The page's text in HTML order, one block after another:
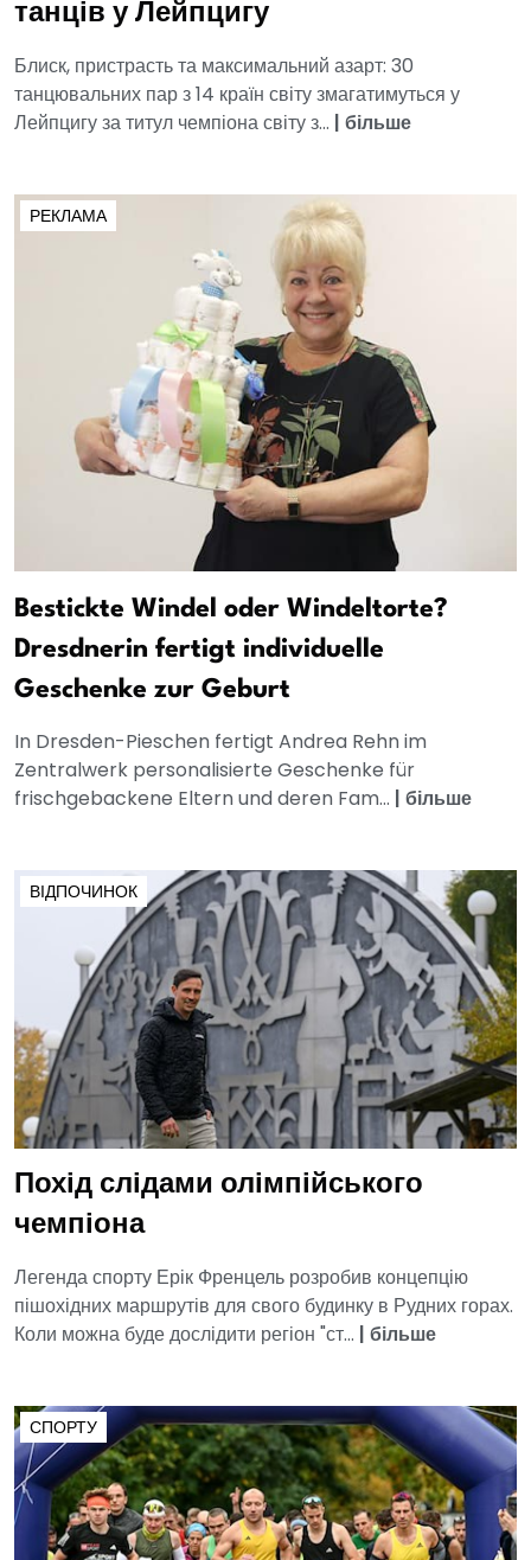
танців у Лейпцигу
Блиск, пристрасть та максимальний азарт: 30
танцювальних пар з 14 країн світу змагатимуться у
Лейпцигу за титул чемпіона світу з... | більше
РЕКЛАМА
Bestickte Windel oder Windeltorte?
Dresdnerin fertigt individuelle
Geschenke zur Geburt
In Dresden-Pieschen fertigt Andrea Rehn im
Zentralwerk personalisierte Geschenke für
frischgebackene Eltern und deren Fam... | більше
ВІДПОЧИНОК
Похід слідами олімпійського
чемпіона
Легенда спорту Ерік Френцель розробив концепцію
пішохідних маршрутів для свого будинку в Рудних горах.
Коли можна буде дослідити регіон "ст... | більше
СПОРТУ